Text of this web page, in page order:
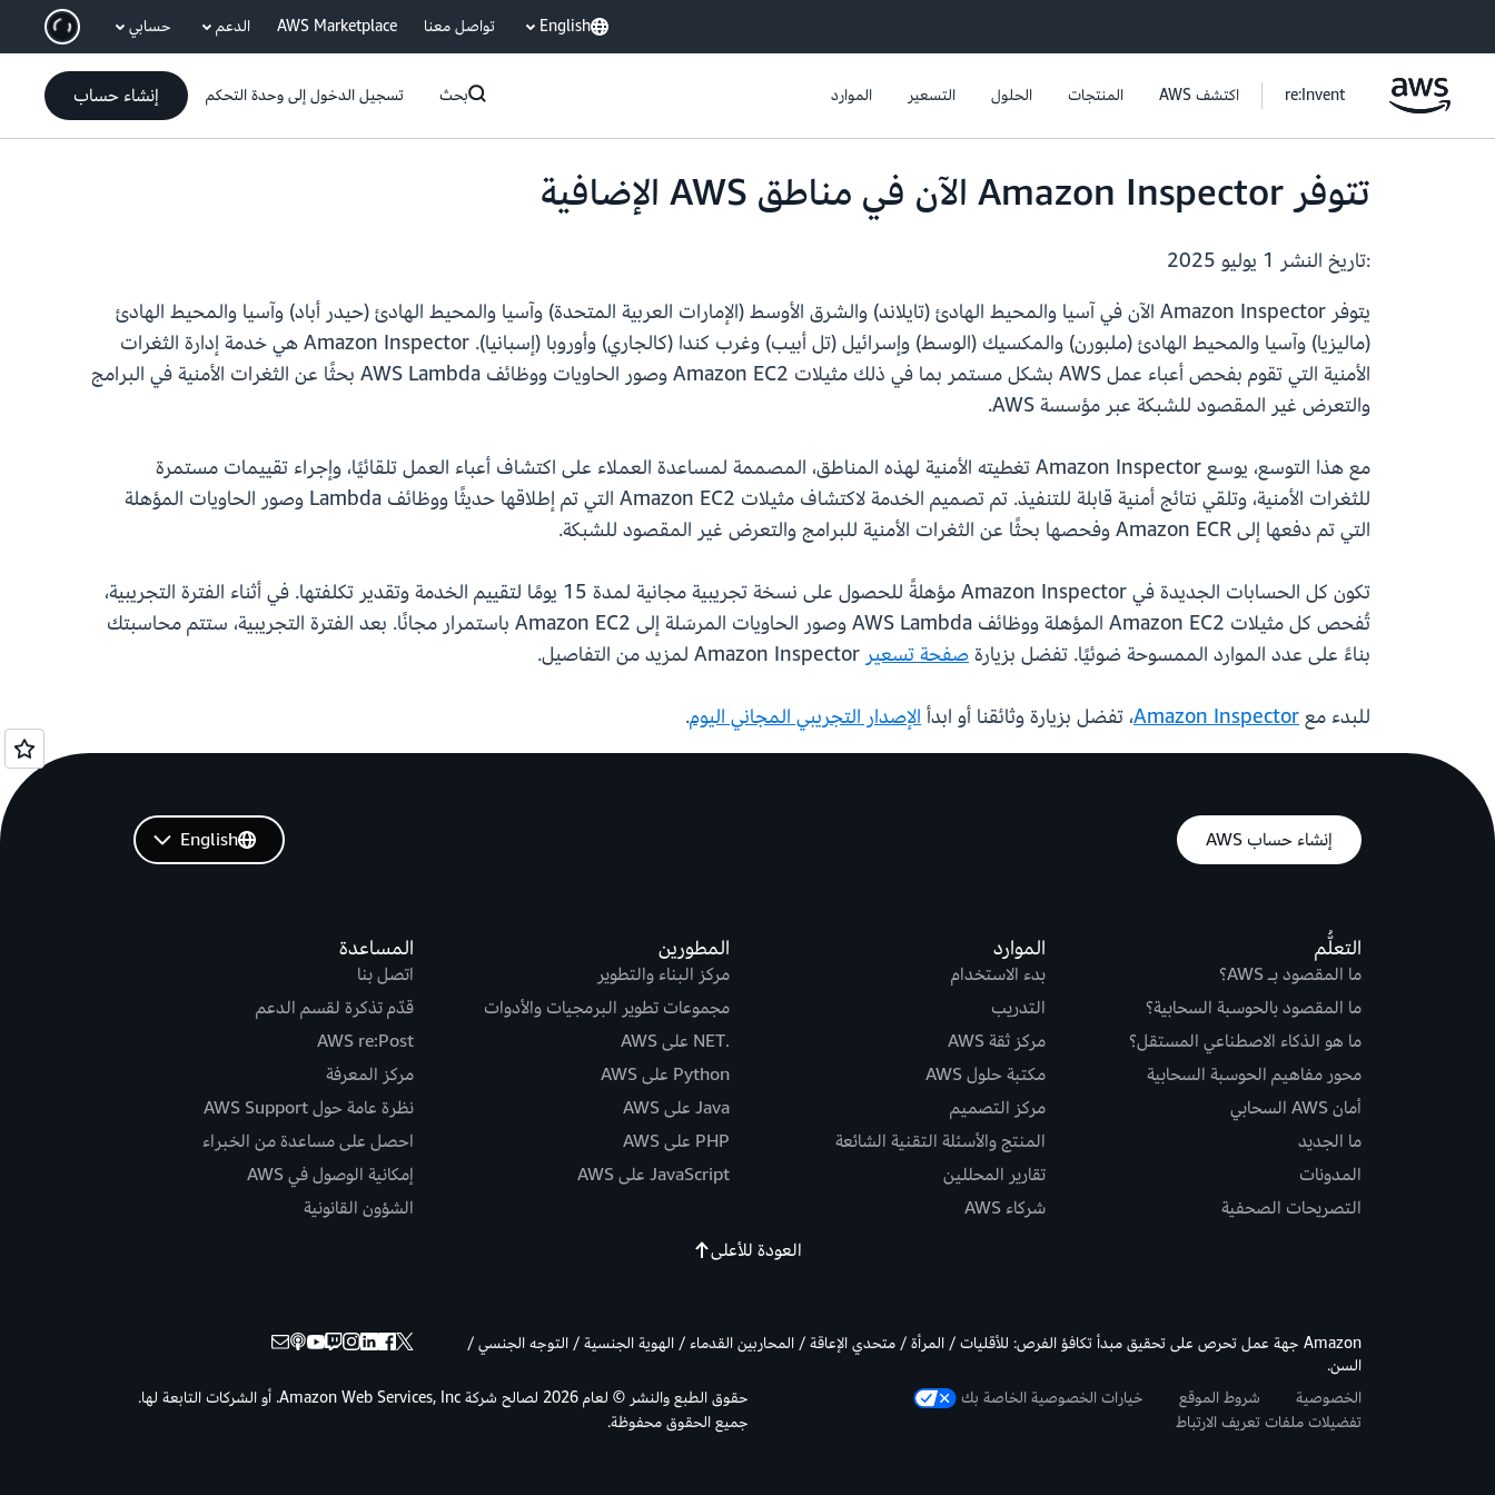
انتقل إلى المحتوى الرئيسي English تواصل معنا AWS Marketplace الدعم حسابي
re:Invent اكتشف AWS المنتجات الحلول التسعير الموارد بحث تسجيل الدخول إلى وحدة التحكم إنشاء حساب
تتوفر Amazon Inspector الآن في مناطق AWS الإضافية
:تاريخ النشر
يتوفر Amazon Inspector الآن في آسيا والمحيط الهادئ (تايلاند) والشرق الأوسط (الإمارات العربية المتحدة) وآسيا والمحيط الهادئ (حيدر أباد) وآسيا والمحيط الهادئ
(ماليزيا) وآسيا والمحيط الهادئ (ملبورن) والمكسيك (الوسط) وإسرائيل (تل أبيب) وغرب كندا (كالجاري) وأوروبا (إسبانيا). Amazon Inspector هي خدمة إدارة الثغرات
الأمنية التي تقوم بفحص أعباء عمل AWS بشكل مستمر بما في ذلك مثيلات Amazon EC2 وصور الحاويات ووظائف AWS Lambda بحثًا عن الثغرات الأمنية في البرامج
والتعرض غير المقصود للشبكة عبر مؤسسة AWS.
مع هذا التوسع، يوسع Amazon Inspector تغطيته الأمنية لهذه المناطق، المصممة لمساعدة العملاء على اكتشاف أعباء العمل تلقائيًا، وإجراء تقييمات مستمرة
للثغرات الأمنية، وتلقي نتائج أمنية قابلة للتنفيذ. تم تصميم الخدمة لاكتشاف مثيلات Amazon EC2 التي تم إطلاقها حديثًا ووظائف Lambda وصور الحاويات المؤهلة
التي تم دفعها إلى Amazon ECR وفحصها بحثًا عن الثغرات الأمنية للبرامج والتعرض غير المقصود للشبكة.
تكون كل الحسابات الجديدة في Amazon Inspector مؤهلةً للحصول على نسخة تجريبية مجانية لمدة 15 يومًا لتقييم الخدمة وتقدير تكلفتها. في أثناء الفترة التجريبية،
تُفحص كل مثيلات Amazon EC2 المؤهلة ووظائف AWS Lambda وصور الحاويات المرسَلة إلى Amazon EC2 باستمرار مجانًا. بعد الفترة التجريبية، ستتم محاسبتك
بناءً على عدد الموارد الممسوحة ضوئيًا. تفضل بزيارةصفحة تسعير
للبدء معAmazon Inspector، تفضل بزيارة وثائقنا أو ابدأالإصدار التجريبي المجاني اليوم.
إنشاء حساب AWS
التعلُّم
ما المقصود بـ AWS؟
ما المقصود بالحوسبة السحابية؟
ما هو الذكاء الاصطناعي المستقل؟
محور مفاهيم الحوسبة السحابية
أمان AWS السحابي
ما الجديد
المدونات
التصريحات الصحفية
الموارد
بدء الاستخدام
التدريب
مركز ثقة AWS
مكتبة حلول AWS
مركز التصميم
المنتج والأسئلة التقنية الشائعة
تقارير المحللين
شركاء AWS
المطورين
مركز البناء والتطوير
مجموعات تطوير البرمجيات والأدوات
.NET على AWS
Python على AWS
Java على AWS
PHP على AWS
JavaScript على AWS
المساعدة
اتصل بنا
قدّم تذكرة لقسم الدعم
AWS re:Post
مركز المعرفة
نظرة عامة حول AWS Support
احصل على مساعدة من الخبراء
إمكانية الوصول في AWS
الشؤون القانونية
English
العودة للأعلى
Amazon جهة عمل تحرص على تحقيق مبدأ تكافؤ الفرص: للأقليات / المرأة / متحدي الإعاقة / المحاربين القدماء / الهوية الجنسية / التوجه الجنسي /
السن.
الخصوصية
شروط الموقع
خيارات الخصوصية الخاصة بك
تفضيلات ملفات تعريف الارتباط
حقوق الطبع والنشر © لعام 2026 لصالح شركة Amazon Web Services, Inc. أو الشركات التابعة لها.
جميع الحقوق محفوظة.